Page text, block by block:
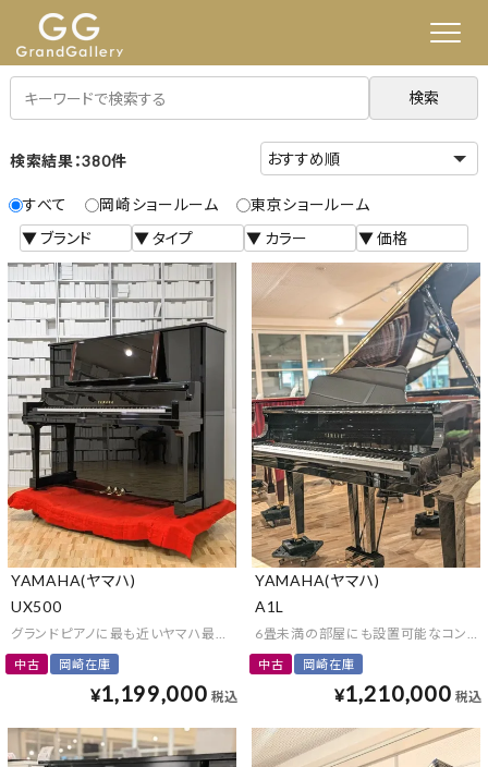
検索
検索結果：380件
すべて 岡崎ショールーム 東京ショールーム
YAMAHA(ヤマハ)
UX500
グランドピアノに最も近いヤマハ最高傑作
中古 岡崎在庫
¥1,199,000 税込
YAMAHA(ヤマハ)
A1L
6畳未満の部屋にも設置可能なコンパ
中古 岡崎在庫
¥1,210,000 税込